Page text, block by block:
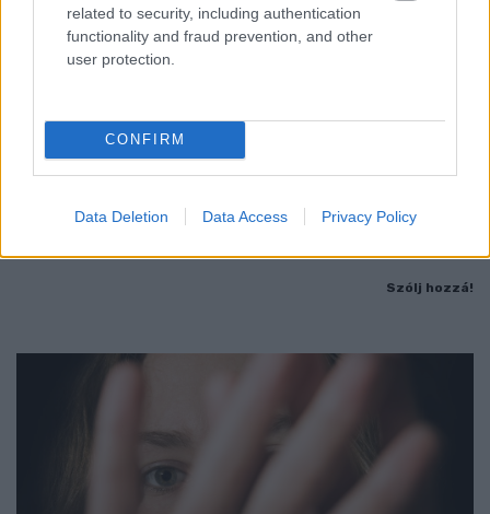
related to security, including authentication
functionality and fraud prevention, and other
user protection.
CONFIRM
Data Deletion Data Access Privacy Policy
ÁTADJÁK A MEGÚJULT ERZSÉBET LIGETI
KRESZ-PARKOT GYŐRBEN – CSALÁDI
Ügyességi versenyek, KRESZ-kvíz, ingyenes kerékpár- és e-
Szólj hozzá!